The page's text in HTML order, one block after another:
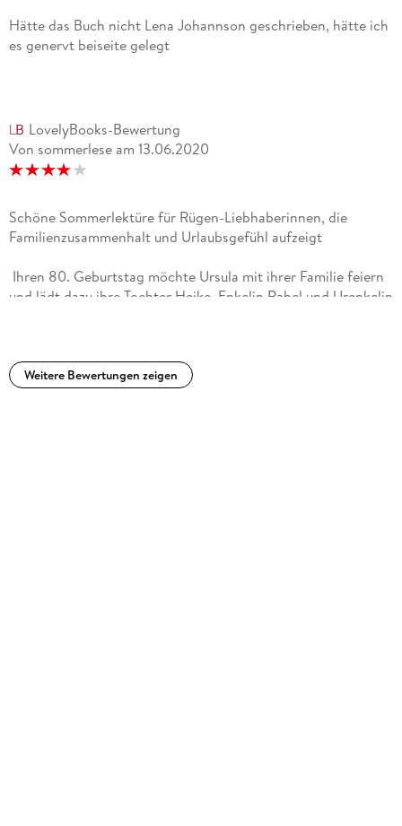
Hätte das Buch nicht Lena Johannson geschrieben, hätte ich
es genervt beiseite gelegt
LovelyBooks-Bewertung
Von sommerlese am 13.06.2020
Schöne Sommerlektüre für Rügen-Liebhaberinnen, die
Familienzusammenhalt und Urlaubsgefühl aufzeigt
Ihren 80. Geburtstag möchte Ursula mit ihrer Familie feiern
und lädt dazu ihre Tochter Heike, Enkelin Rahel und Urenkelin
noch zu DDR-Zeiten nach Kuba. Ihre Familie erfährt anhand
seiner Briefe Details aus seinem Leben und über die Situation
Weitere Bewertungen zeigen